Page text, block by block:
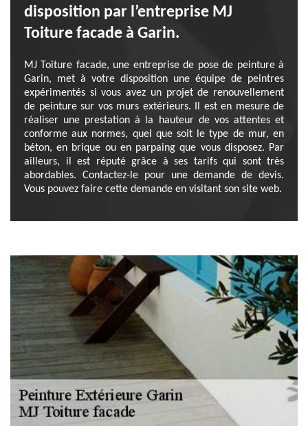
disposition par l’entreprise MJ
Toiture facade à Garin.
MJ Toiture facade, une entreprise de pose de peinture à
Garin, met à votre disposition une équipe de peintres
expérimentés si vous avez un projet de renouvellement
de peinture sur vos murs extérieurs. Il est en mesure de
réaliser une prestation à la hauteur de vos attentes et
conforme aux normes, quel que soit le type de mur, en
béton, en brique ou en parpaing que vous disposez. Par
ailleurs, il est réputé grâce à ses tarifs qui sont très
abordables. Contactez-le pour une demande de devis.
Vous pouvez faire cette demande en visitant son site web.